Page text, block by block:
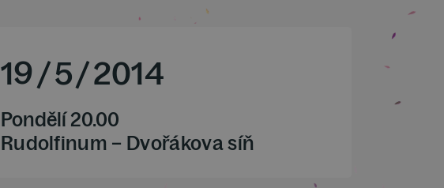
19/5/2014
Pondělí 20.00
Rudolfinum – Dvořákova síň